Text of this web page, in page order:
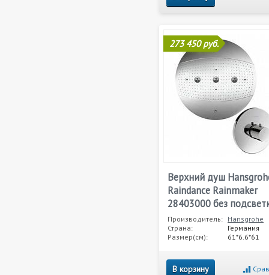
273 450 руб.
Верхний душ
Raindance Rainmaker
28403000 без
Производитель: Hansgrohe
Страна:
Германия
Размер(см):
61*6.6*61
В корзину